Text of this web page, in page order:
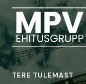
Skip
content
TERE TULEMAST